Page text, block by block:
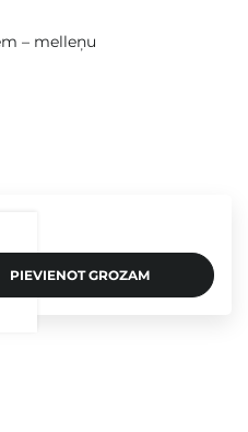
PIEVIENOT GROZAM
– melleņu